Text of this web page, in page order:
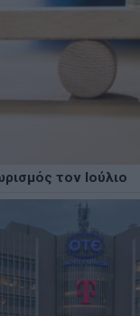
τον Ιούλιο